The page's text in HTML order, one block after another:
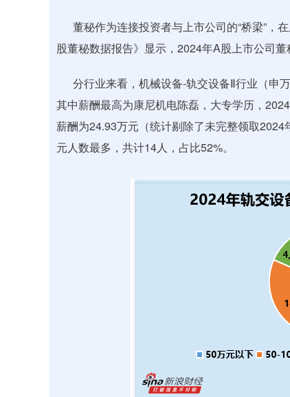
董秘作为连接投资者与上市公司的“桥梁”，
股董秘数据报告》显示，2024年A股上市公司
分行业来看，机械设备-轨交设备Ⅱ行业（申
其中薪酬最高为康尼机电陈磊，大专学历，
薪酬为24.93万元（统计剔除了未完整领取
元人数最多，共计14人，占比52%。